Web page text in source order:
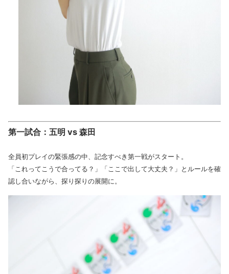
第一試合：五明 vs 森田
全員初プレイの緊張感の中、記念すべき第一戦がスタート。
「これってこうで合ってる？」「ここで出して大丈夫？」とルールを確
認し合いながら、探り探りの展開に。